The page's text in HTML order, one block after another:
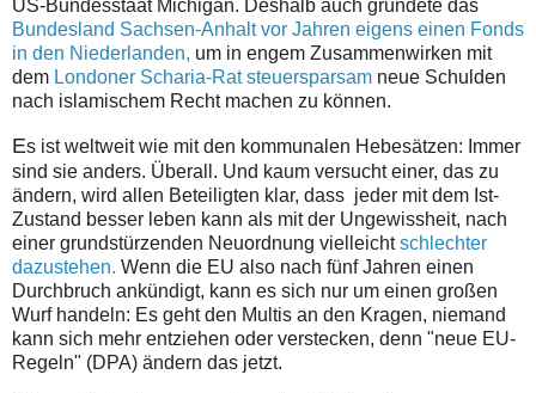
US-Bundesstaat Michigan. Deshalb auch gründete das
Bundesland Sachsen-Anhalt vor Jahren eigens einen Fonds
in den Niederlanden, um in engem Zusammenwirken mit
dem Londoner Scharia-Rat steuersparsam neue Schulden
nach islamischem Recht machen zu können.
Es ist weltweit wie mit den kommunalen Hebesätzen: Immer
sind sie anders. Überall. Und kaum versucht einer, das zu
ändern, wird allen Beteiligten klar, dass jeder mit dem Ist-
Zustand besser leben kann als mit der Ungewissheit, nach
einer grundstürzenden Neuordnung vielleichtschlechter
dazustehen. Wenn die EU also nach fünf Jahren einen
Durchbruch ankündigt, kann es sich nur um einen großen
Wurf handeln: Es geht den Multis an den Kragen, niemand
kann sich mehr entziehen oder verstecken, denn "neue EU-
Regeln" (DPA) ändern das jetzt.